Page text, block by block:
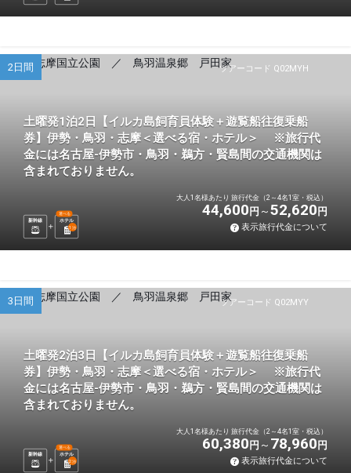
ツアーコード Q02MYH
2日間
土曜発1泊2日【イルカ島飼育員体験＋遊覧船往復乗船
券】伊勢・鳥羽・志摩＜選べる宿・ホテル＞ ※旅行代
金には名古屋-伊勢市・鳥羽・鵜方・賢島間の交通機関は
含まれておりません。
新幹線 ホテル
選べる
1 泊
大人1名様あたり 旅行代金（2～4名1室・税込）
44,600 円 52,620 円
表示旅行代金について
ツアーコード Q02MYY
3日間
土曜発2泊3日【イルカ島飼育員体験＋遊覧船往復乗船
券】伊勢・鳥羽・志摩＜選べる宿・ホテル＞ ※旅行代
金には名古屋-伊勢市・鳥羽・鵜方・賢島間の交通機関は
含まれておりません。
新幹線 ホテル
選べる
2泊
大人1名様あたり 旅行代金（2～4名1室・税込）
60,380 円 78,960 円
表示旅行代金について